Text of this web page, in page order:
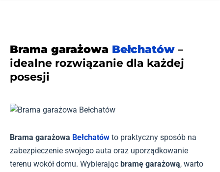
Brama garażowa Bełchatów –
idealne rozwiązanie dla każdej
posesji
Brama garażowa Bełchatów to praktyczny sposób na
zabezpieczenie swojego auta oraz uporządkowanie
terenu wokół domu. Wybierając bramę garażową, warto